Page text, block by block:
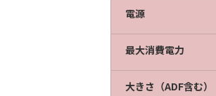
電源
最大消費電力
大きさ（ADF含む）